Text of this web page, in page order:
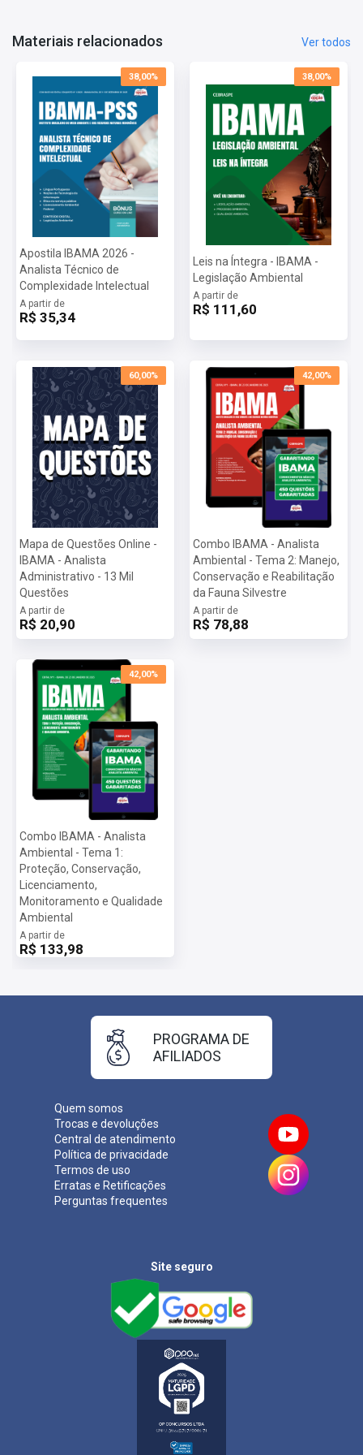
- Qualidade Ambiental.
Materiais relacionados Ver todos
38,00%
Apostila IBAMA 2026 -
Analista Técnico de
Complexidade Intelectual
A partir de
R$ 35,34
38,00%
Leis na Íntegra - IBAMA -
Legislação Ambiental
A partir de
R$ 111,60
60,00%
Mapa de Questões Online -
IBAMA - Analista
Administrativo - 13 Mil
Questões
A partir de
R$ 20,90
42,00%
Combo IBAMA - Analista
Ambiental - Tema 2: Manejo,
Conservação e Reabilitação
da Fauna Silvestre
A partir de
R$ 78,88
42,00%
Combo IBAMA - Analista
Ambiental - Tema 1:
Proteção, Conservação,
Licenciamento,
Monitoramento e Qualidade
Ambiental
A partir de
R$ 133,98
Quem somos
Trocas e devoluções
Central de atendimento
Política de privacidade
Termos de uso
Erratas e Retificações
Perguntas frequentes
PROGRAMA DE
AFILIADOS
Site seguro